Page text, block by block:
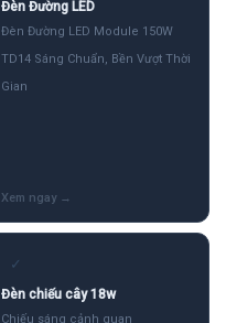
Đèn Đường LED
Đèn Đường LED Module 150W
TD14 Sáng Chuẩn, Bền Vượt Thời
Gian
✓
Đèn chiếu cây 18w
Chiếu sáng cảnh quan